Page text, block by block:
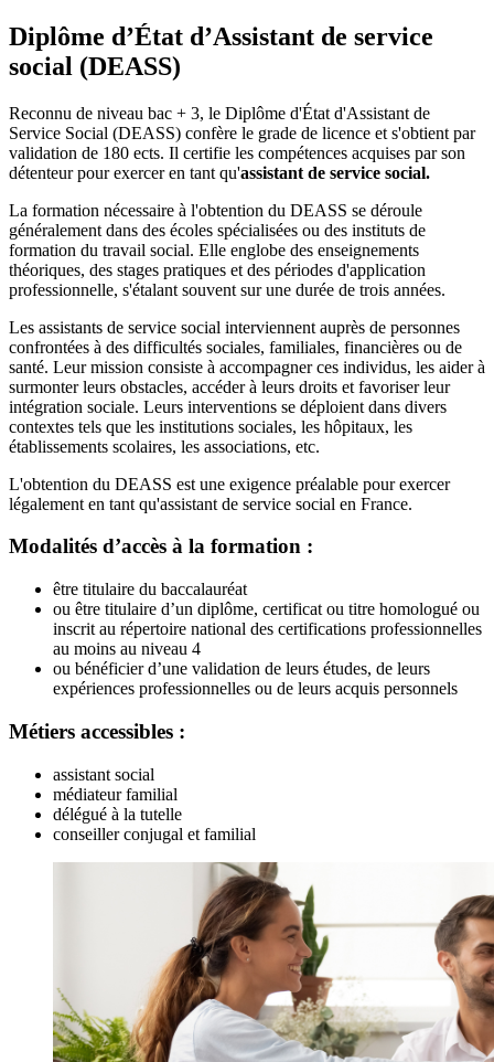
Diplôme d’État d’Assistant de service
social (DEASS)
Reconnu de niveau bac + 3, le Diplôme d'État d'Assistant de
Service Social (DEASS) confère le grade de licence et s'obtient par
validation de 180 ects. Il certifie les compétences acquises par son
détenteur pour exercer en tant qu'assistant de service social.
La formation nécessaire à l'obtention du DEASS se déroule
généralement dans des écoles spécialisées ou des instituts de
formation du travail social. Elle englobe des enseignements
théoriques, des stages pratiques et des périodes d'application
professionnelle, s'étalant souvent sur une durée de trois années.
Les assistants de service social interviennent auprès de personnes
confrontées à des difficultés sociales, familiales, financières ou de
santé. Leur mission consiste à accompagner ces individus, les aider à
surmonter leurs obstacles, accéder à leurs droits et favoriser leur
intégration sociale. Leurs interventions se déploient dans divers
contextes tels que les institutions sociales, les hôpitaux, les
établissements scolaires, les associations, etc.
L'obtention du DEASS est une exigence préalable pour exercer
légalement en tant qu'assistant de service social en France.
Modalités d’accès à la formation :
être titulaire du baccalauréat
ou être titulaire d’un diplôme, certificat ou titre homologué ou
inscrit au répertoire national des certifications professionnelles
au moins au niveau 4
ou bénéficier d’une validation de leurs études, de leurs
expériences professionnelles ou de leurs acquis personnels
Métiers accessibles :
assistant social
médiateur familial
délégué à la tutelle
conseiller conjugal et familial